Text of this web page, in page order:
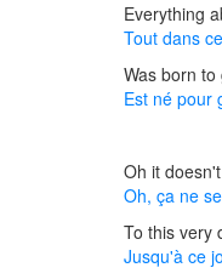
Everything
Tout dans
Was born
Est né pour
Oh it
Oh, ça ne
To this very
Jusqu'à ce